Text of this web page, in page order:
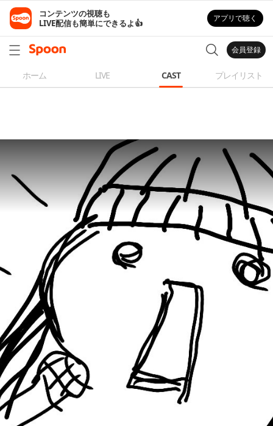
コンテンツの視聴も
LIVE配信も簡単にできるよ👍
アプリで聴く
会員登録
ホーム LIVE CAST プレイリスト